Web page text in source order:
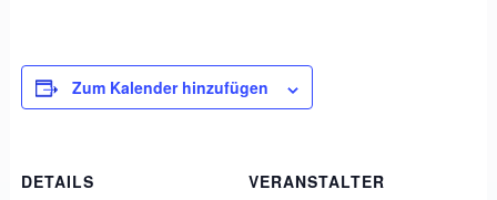
Zum Kalender hinzufügen
DETAILS
VERANSTALTER